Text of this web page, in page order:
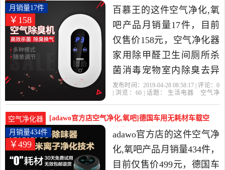
由广东 佛山发货。
厕所杀菌消月销量17件仅售158元
￥158
月销量17件
百慕王的这件空气净化,氧
吧产品月销量17件，目前
仅售价158元，空气净化器
家用除甲醛卫生间厕所杀
菌消毒宠物室内除臭去异
味机是2019年百慕王精选
的空气净化,氧吧，由广东
佛山发货。
发布时间：2019-04-28 08:58:17 | 评论： 0
| 浏览： 60| 话题： 生活电器
空气净
空气净化器
[adawo官方店空气净化,氧吧]德国车用无耗材车载空
气净化器除甲醛异月销量434件仅售499元
￥499
月销量434件
adawo官方店的这件空气净
化,氧吧产品月销量434件，
目前仅售价499元，德国车